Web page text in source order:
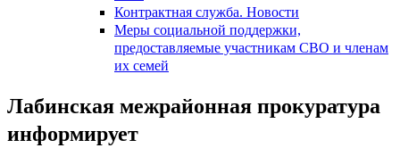
Контрактная служба. Новости
Меры социальной поддержки,
предоставляемые участникам СВО и членам
их семей
Лабинская межрайонная прокуратура
информирует